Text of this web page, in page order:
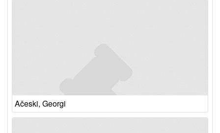
Ačeski, Georgi